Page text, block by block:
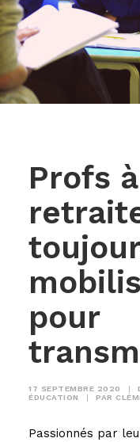
Profs
pour
17 SEPTEMBRE 2020 |
ÉDUCATION
| PAR
Passionnés par